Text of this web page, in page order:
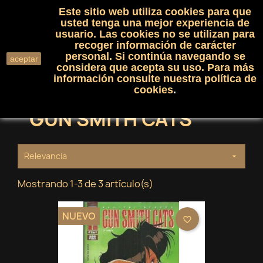
shopping_cart(0)

search
GUN SMITH CATS
Relevancia 
Mostrando 1-3 de 3 artículo(s)
NUEVO favorite_border
aceptar
Este sitio web utiliza cookies para que
usted tenga una mejor experiencia de
usuario. Las cookies no se utilizan para
recoger información de carácter
personal. Si continúa navegando se
considera que acepta su uso. Para más
información consulte nuestra política de
cookies.